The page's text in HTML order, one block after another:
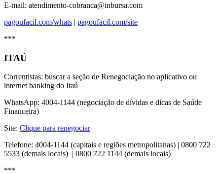
E-mail: atendimento-cobranca@inbursa.com
pagoufacil.com/whats | pagoufacil.com/site
***
ITAÚ
Correntistas: buscar a seção de Renegociação no aplicativo ou
internet banking do Itaú
WhatsApp: 4004-1144 (negociação de dívidas e dicas de Saúde
Financeira)
Site: Clique para renegociar
Telefone: 4004-1144 (capitais e regiões metropolitanas) | 0800 722
5533 (demais locais) | 0800 722 1144 (demais locais)
***